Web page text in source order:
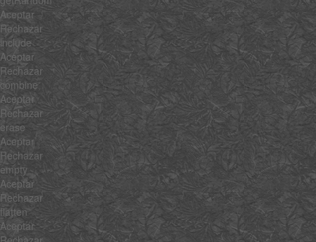
Aceptar
Rechazar
include
Aceptar
Rechazar
combine
Aceptar
Rechazar
erase
Aceptar
Rechazar
empty
Aceptar
Rechazar
flatten
Aceptar